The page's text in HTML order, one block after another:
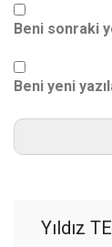
Beni sonraki
Beni yeni
Yıldız